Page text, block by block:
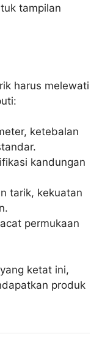
tampilan
harus melewati
ketebalan
kandungan
tarik, kekuatan
permukaan
ketat ini,
produk